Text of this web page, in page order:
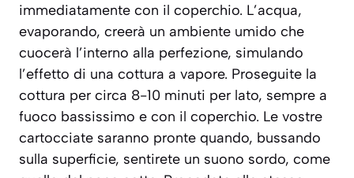
immediatamente con il coperchio. L’acqua,
evaporando, creerà un ambiente umido che
cuocerà l’interno alla perfezione, simulando
l’effetto di una cottura a vapore. Proseguite la
cottura per circa 8-10 minuti per lato, sempre a
fuoco bassissimo e con il coperchio. Le vostre
cartocciate saranno pronte quando, bussando
sulla superficie, sentirete un suono sordo, come